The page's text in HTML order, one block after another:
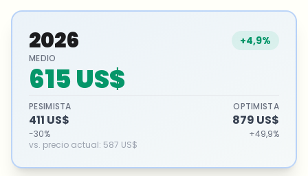
2026 +4,9%
MEDIO
615 US$
PESIMISTA
411 US$
-30%
OPTIMISTA
879 US$
+49,9%
vs. precio actual: 587 US$